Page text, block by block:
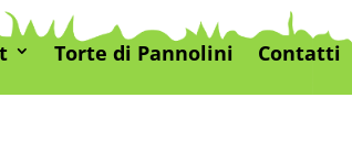
Torte di Pannolini Contatti